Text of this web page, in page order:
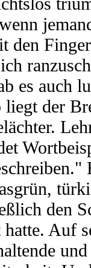
den
es auch
der
den
Auf